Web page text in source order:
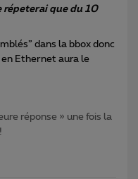
répeterai que du 10
dans la bbox donc
Ethernet aura le
réponse » une fois la